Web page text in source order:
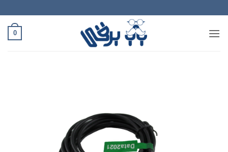
to
content
0